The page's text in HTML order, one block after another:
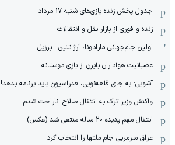
جدول پخش زنده بازی‌های شنبه 17 مرداد
زنده و فوری از بازار نقل و انتقالات
اولین جام‌جهانی مارادونا، آرژانتین - برزیل
عصبانیت هواداران بایرن از بازی دوستانه
آشوبی: به جای قلعه‌نویی، فدراسیون باید برنامه بدهد!
واکنش وزیر ترک به انتقال صلاح: ناراحت شدم
انتقال مهم پدیده 20 ساله منتفی شد (عکس)
عراق سرمربی جام ملتها را انتخاب کرد